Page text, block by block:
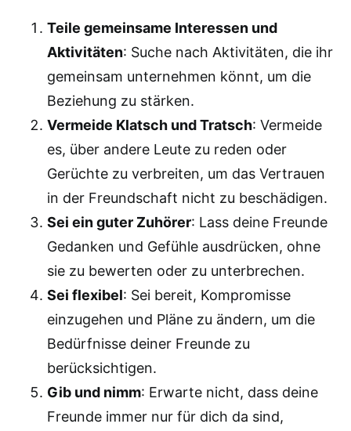
Teile gemeinsame Interessen und
Aktivitäten: Suche nach Aktivitäten, die ihr
gemeinsam unternehmen könnt, um die
Beziehung zu stärken.
Vermeide Klatsch und Tratsch: Vermeide
es, über andere Leute zu reden oder
Gerüchte zu verbreiten, um das Vertrauen
in der Freundschaft nicht zu beschädigen.
Sei ein guter Zuhörer: Lass deine Freunde
Gedanken und Gefühle ausdrücken, ohne
sie zu bewerten oder zu unterbrechen.
Sei flexibel: Sei bereit, Kompromisse
einzugehen und Pläne zu ändern, um die
Bedürfnisse deiner Freunde zu
berücksichtigen.
Gib und nimm: Erwarte nicht, dass deine
Freunde immer nur für dich da sind,